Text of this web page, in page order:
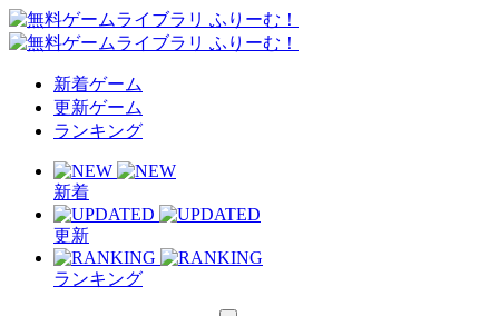
新着ゲーム
更新ゲーム
ランキング
新着
更新
ランキング